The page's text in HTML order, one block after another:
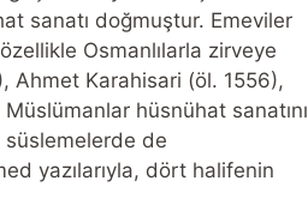
sanatı doğmuştur. Emeviler
Osmanlılarla zirveye
Ahmet Karahisari (öl. 1556),
hüsnühat sanatını
süslemelerde de
yazılarıyla, dört halifenin